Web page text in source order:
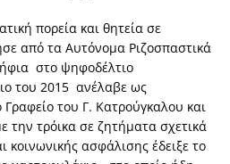
πορεία και θητεία σε
από τα Αυτόνομα Ριζοσπαστικά
στο ψηφοδέλτιο
του 2015 ανέλαβε ως
Γραφείο του Γ. Κατρούγκαλου και
την τρόικα σε ζητήματα σχετικά
κοινωνικής ασφάλισης έδειξε το